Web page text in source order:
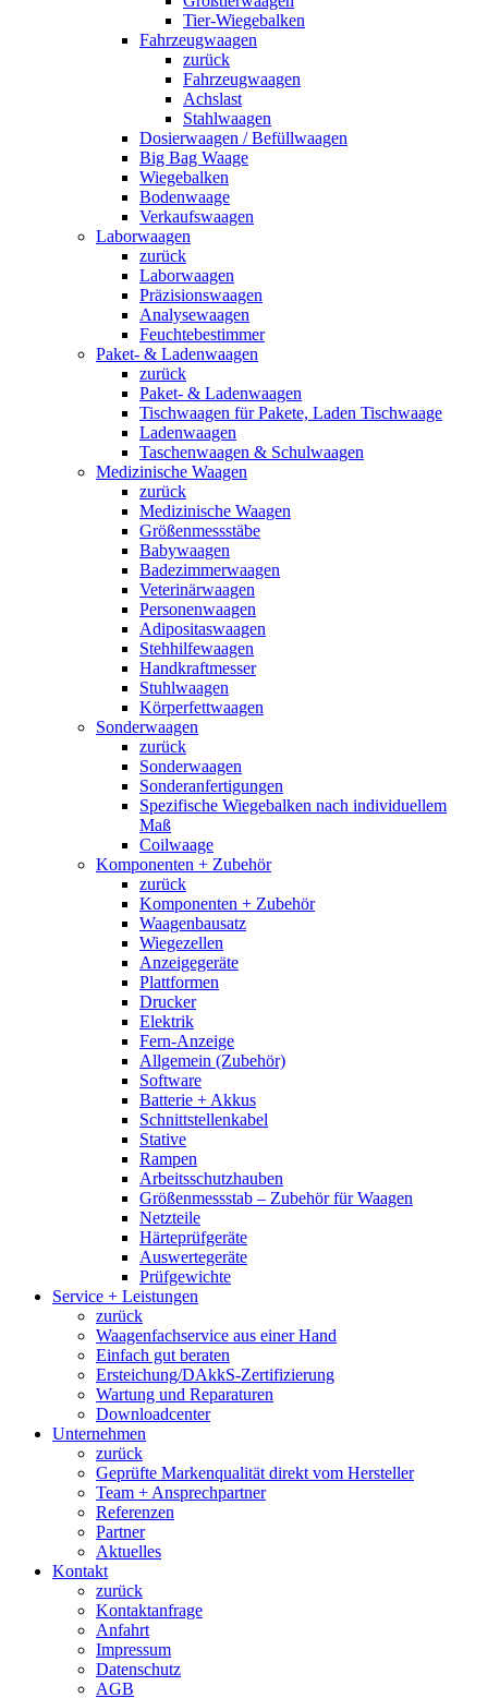
Tier-Wiegebalken
Fahrzeugwaagen
zurück
Fahrzeugwaagen
Achslast
Stahlwaagen
Dosierwaagen / Befüllwaagen
Big Bag Waage
Wiegebalken
Bodenwaage
Verkaufswaagen
Laborwaagen
zurück
Laborwaagen
Präzisionswaagen
Analysewaagen
Feuchtebestimmer
Paket- & Ladenwaagen
zurück
Paket- & Ladenwaagen
Tischwaagen für Pakete, Laden Tischwaage
Ladenwaagen
Taschenwaagen & Schulwaagen
Medizinische Waagen
zurück
Medizinische Waagen
Größenmessstäbe
Babywaagen
Badezimmerwaagen
Veterinärwaagen
Personenwaagen
Adipositaswaagen
Stehhilfewaagen
Handkraftmesser
Stuhlwaagen
Körperfettwaagen
Sonderwaagen
zurück
Sonderwaagen
Sonderanfertigungen
Spezifische Wiegebalken nach individuellem
Maß
Coilwaage
Komponenten + Zubehör
zurück
Komponenten + Zubehör
Waagenbausatz
Wiegezellen
Anzeigegeräte
Plattformen
Drucker
Elektrik
Fern-Anzeige
Allgemein (Zubehör)
Software
Batterie + Akkus
Schnittstellenkabel
Stative
Rampen
Arbeitsschutzhauben
Größenmessstab – Zubehör für Waagen
Netzteile
Härteprüfgeräte
Auswertegeräte
Prüfgewichte
Service + Leistungen
zurück
Waagenfachservice aus einer Hand
Einfach gut beraten
Ersteichung/DAkkS-Zertifizierung
Wartung und Reparaturen
Downloadcenter
Unternehmen
zurück
Geprüfte Markenqualität direkt vom Hersteller
Team + Ansprechpartner
Referenzen
Partner
Aktuelles
Kontakt
zurück
Kontaktanfrage
Anfahrt
Impressum
Datenschutz
AGB